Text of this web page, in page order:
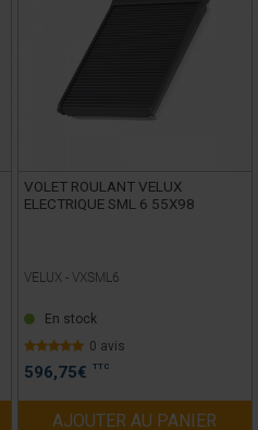
VOLET ROULANT VELUX
ELECTRIQUE SML 6 55X98
VELUX - VXSML6
En stock
0 avis
596,75€ TTC
AJOUTER AU PANIER